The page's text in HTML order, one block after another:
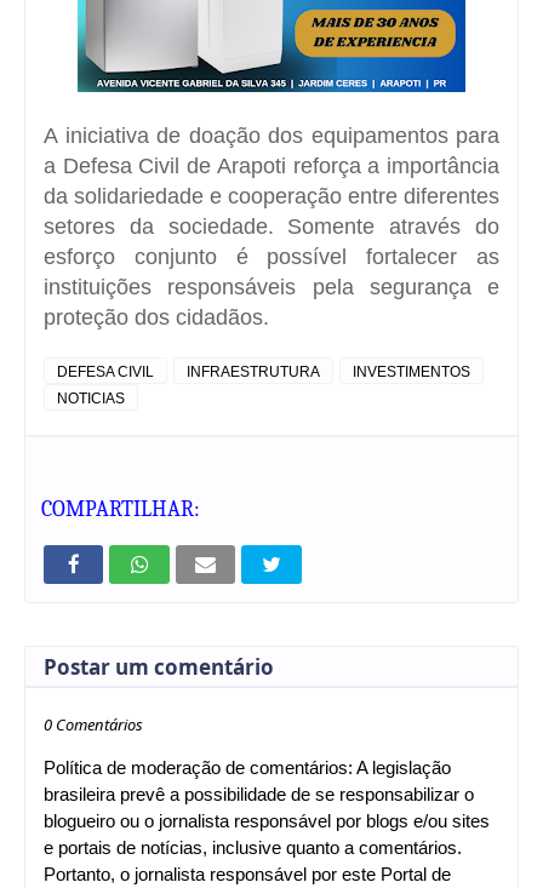
A iniciativa de doação dos equipamentos para
a Defesa Civil de Arapoti reforça a importância
da solidariedade e cooperação entre diferentes
setores da sociedade. Somente através do
esforço conjunto é possível fortalecer as
instituições responsáveis pela segurança e
proteção dos cidadãos.
DEFESA CIVIL INFRAESTRUTURA
INVESTIMENTOS
NOTICIAS
COMPARTILHAR:
Postar um comentário
0 Comentários
Política de moderação de comentários: A legislação
brasileira prevê a possibilidade de se responsabilizar o
blogueiro ou o jornalista responsável por blogs e/ou sites
e portais de notícias, inclusive quanto a comentários.
Portanto, o jornalista responsável por este Portal de